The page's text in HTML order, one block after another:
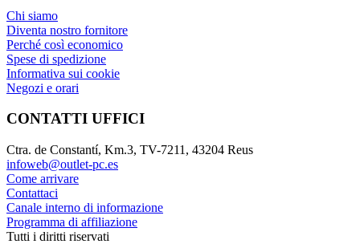
Chi siamo
Diventa nostro fornitore
Perché così economico
Spese di spedizione
Informativa sui cookie
Negozi e orari
CONTATTI UFFICI
Ctra. de Constantí, Km.3, TV-7211, 43204 Reus
infoweb@outlet-pc.es
Come arrivare
Contattaci
Canale interno di informazione
Programma di affiliazione
Tutti i diritti riservati